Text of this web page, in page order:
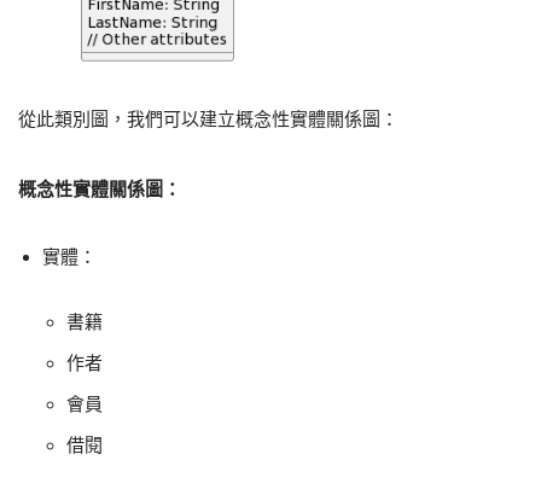
從此類別圖，我們可以建立概念性實體關係圖：
概念性實體關係圖：
實體：
書籍
作者
會員
借閱